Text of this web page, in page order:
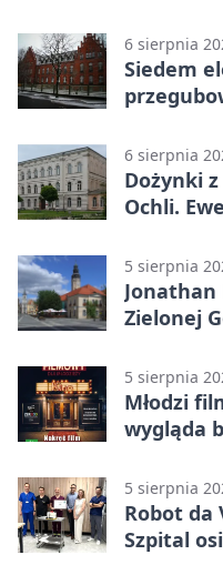
6 sierpnia
Siedem
6 sierpnia
Dożynki
Ochli.
5 sierpnia
Zielonej
5 sierpnia
Młodzi
wygląda
5 sierpnia
Robot da
Szpital